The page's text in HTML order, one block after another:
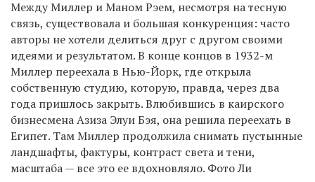
Между Миллер и Маном Рэем, несмотря на тесную
связь, существовала и большая конкуренция: часто
авторы не хотели делиться друг с другом своими
идеями и результатом. В конце концов в 1932-м
Миллер переехала в Нью-Йорк, где открыла
собственную студию, которую, правда, через два
года пришлось закрыть. Влюбившись в каирского
бизнесмена Азиза Элуи Бэя, она решила переехать в
Египет. Там Миллер продолжила снимать пустынные
ландшафты, фактуры, контраст света и тени,
масштаба — все это ее вдохновляло. Фото Ли